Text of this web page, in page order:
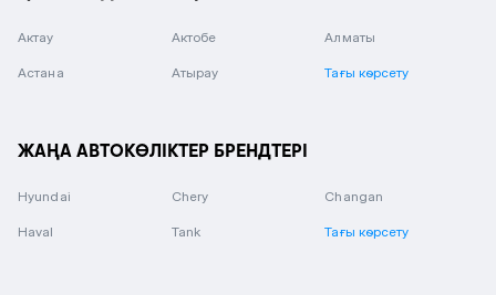
Актау Актобе Алматы
Астана Атырау Тағы көрсету
ЖАҢА АВТОКӨЛІКТЕР БРЕНДТЕРІ
Hyundai Chery Changan
Haval Tank Тағы көрсету